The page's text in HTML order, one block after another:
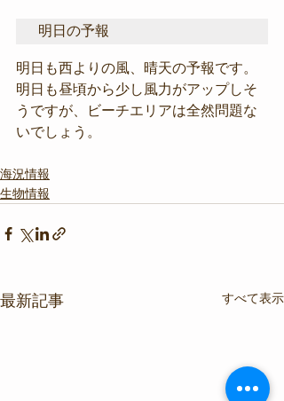
明日の予報
明日も西よりの風、晴天の予報です。
明日も昼頃から少し風力がアップしそ
うですが、ビーチエリアは全然問題な
いでしょう。
海況情報
生物情報
最新記事 すべて表示